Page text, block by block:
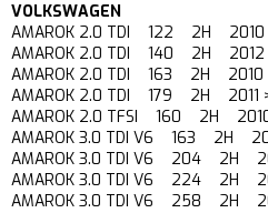
VOLKSWAGEN
AMAROK 2.0 TDI 122 2H 2010
AMAROK 2.0 TDI 140 2H 2012
AMAROK 2.0 TDI 163 2H 2010
AMAROK 2.0 TDI 179 2H 2011
AMAROK 2.0 TFSI 160 2H
AMAROK 3.0 TDI V6 163 2H
AMAROK 3.0 TDI V6 204 2H
AMAROK 3.0 TDI V6 224 2H
AMAROK 3.0 TDI V6 258 2H